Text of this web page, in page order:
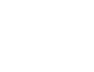
about your
device by actively
샷을 첨부할 수 있습니다.